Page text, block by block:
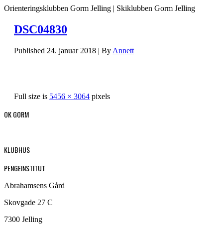
Orienteringsklubben Gorm Jelling | Skiklubben Gorm Jelling
DSC04830
Published 24. januar 2018 | By Annett
Full size is 5456 × 3064 pixels
OK GORM
KLUBHUS
PENGEINSTITUT
Abrahamsens Gård
Skovgade 27 C
7300 Jelling